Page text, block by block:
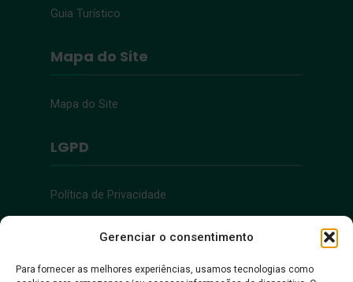
Gerenciar o consentimento
Para fornecer as melhores experiências, usamos tecnologias como
Guia Turístico
Mapa do Site
Mapa do Site
LGPD
Política de Privacidade
Acessibilidade